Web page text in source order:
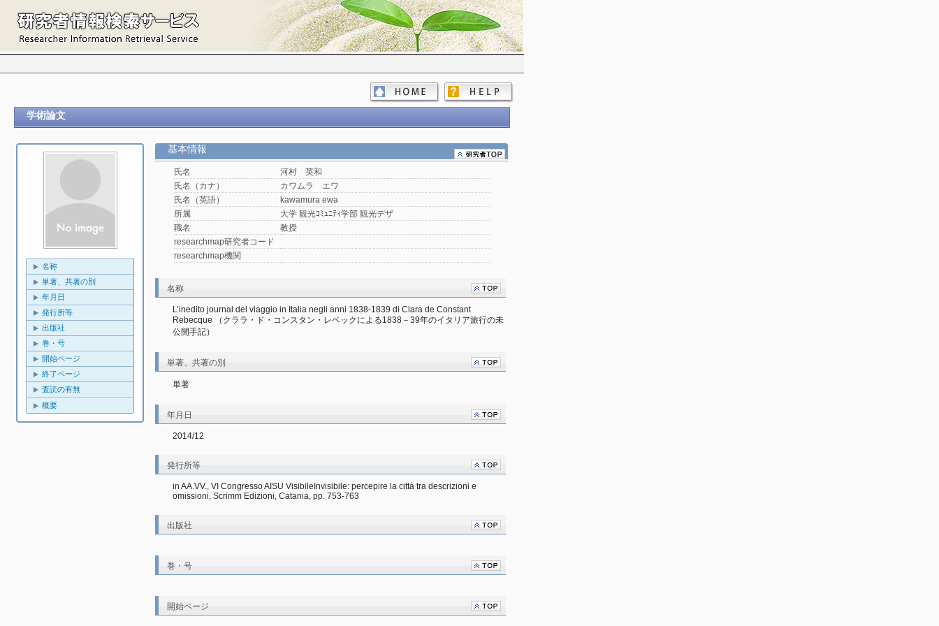
学術論文
名称
単著、共著の別
年月日
発行所等
出版社
巻・号
開始ページ
終了ページ
査読の有無
概要
基本情報
氏名
河村 英和
氏名（カナ）
カワムラ エワ
氏名（英語）
kawamura ewa
所属
大学 観光ｺﾐｭﾆﾃｨ学部 観光デザ
職名
教授
researchmap研究者コード
researchmap機関
名称
L’inedito journal del viaggio in Italia negli anni 1838-1839 di Clara de Constant
Rebecque （クララ・ド・コンスタン・レベックによる1838－39年のイタリア旅行の未
公開手記）
単著、共著の別
単著
年月日
2014/12
発行所等
in AA.VV., VI Congresso AISU VisibileInvisibile: percepire la città tra descrizioni e
omissioni, Scrimm Edizioni, Catania, pp. 753-763
出版社
巻・号
開始ページ